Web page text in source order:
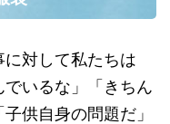
対して私たちは
でいるな」「きちん
供自身の問題だ」